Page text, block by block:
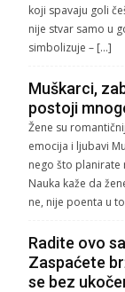
koji spavaju goli
nije stvar samo u
simbolizuje – […]
Muškarci,
postoji
Žene su
emocija i ljubavi
nego što planirate
Nauka kaže da
ne, nije poenta u
Radite ovo
Zaspaćete
se bez